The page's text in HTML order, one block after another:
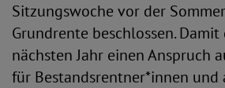
Sitzungswoche vor der
Grundrente beschlossen.
nächsten Jahr einen Anspruch
für Bestandsrentner*innen und